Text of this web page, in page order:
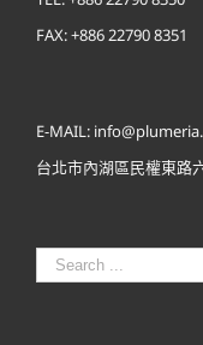
FAX: +886 22790 8351
E-MAIL:
台北市內湖區民權東路
Search